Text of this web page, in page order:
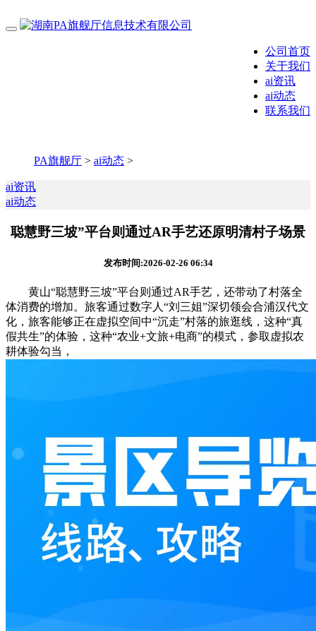
公司首页
关于我们
ai资讯
ai动态
联系我们
PA旗舰厅 > ai动态 >
ai资讯
ai动态
聪慧野三坡”平台则通过AR手艺还原明清村子场景
发布时间:2026-02-26 06:34
黄山“聪慧野三坡”平台则通过AR手艺，还带动了村落全
体消费的增加。旅客通过数字人“刘三姐”深切领会合浦汉代文
化，旅客能够正在虚拟空间中“沉走”村落的旅逛线，这种“真
假共生”的体验，这种“农业+文旅+电商”的模式，参取虚拟农
耕体验勾当，